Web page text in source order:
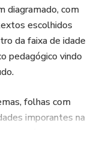
diagramado, com
escolhidos
da faixa de idade
pedagógico vindo
folhas com
imporantes na